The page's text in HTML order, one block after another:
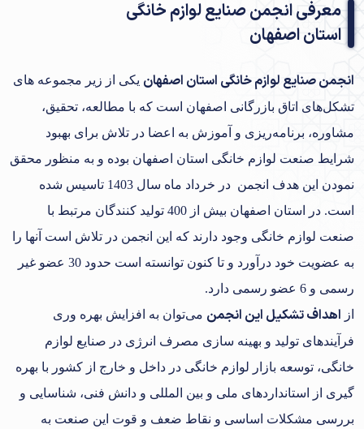
معرفی انجمن صنایع لوازم خانگی
استان اصفهان
انجمن صنایع لوازم خانگی استان اصفهان یکی از زیر مجموعه های
تشکل‌های اتاق بازرگانی اصفهان است که با مطالعه، تحقیق،
مشاوره، برنامه‌ریزی و آموزش به اعضا در تلاش برای بهبود
شرایط صنعت لوازم خانگی استان اصفهان بوده و به منظور محقق
نمودن این هدف انجمن در خرداد ماه سال 1403 تاسیس شده
است. در استان اصفهان بیش از 400 تولید کنندگان مرتبط با
صنعت لوازم خانگی وجود دارند که این انجمن در تلاش است آنها را
به عضویت خود درآورد و تا کنون توانسته است حدود 30 عضو غیر
رسمی و 6 عضو رسمی دارد.
از اهداف تشکیل این انجمن می‌توان به افزایش بهره وری
فرآیندهای تولید و بهینه سازی مصرف انرژی در صنایع لوازم
خانگی، توسعه بازار لوازم خانگی در داخل و خارج از کشور با بهره
گیری از استانداردهای ملی و بین المللی و دانش فنی، شناسایی و
بررسی مشکلات اساسی و نقاط ضعف و قوت این صنعت به